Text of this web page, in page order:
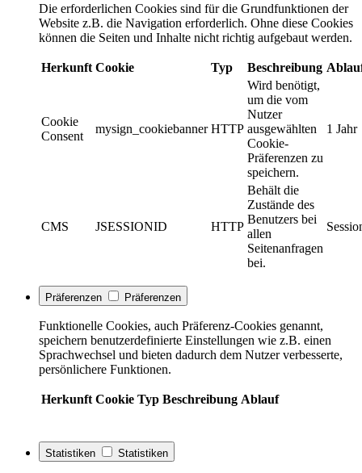
Die erforderlichen Cookies sind für die Grundfunktionen der
Website z.B. die Navigation erforderlich. Ohne diese Cookies
können die Seiten und Inhalte nicht richtig aufgebaut werden.
Herkunft Cookie Typ Beschreibung
Cookie
Consent
mysign_cookiebanner HTTP
Wird benötigt,
um die vom
Nutzer
ausgewählten
Cookie-
Präferenzen zu
speichern.
1 Jahr
CMS JSESSIONID HTTP
Behält die
Zustände des
Benutzers bei
allen
Seitenanfragen
bei.
Präferenzen Präferenzen
Funktionelle Cookies, auch Präferenz-Cookies genannt,
speichern benutzerdefinierte Einstellungen wie z.B. einen
Sprachwechsel und bieten dadurch dem Nutzer verbesserte,
persönlichere Funktionen.
Herkunft Cookie Typ Beschreibung Ablauf
Statistiken Statistiken